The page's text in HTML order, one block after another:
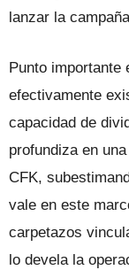
lanzar la
Punto importante
efectivamente
capacidad de
profundiza en
CFK,
vale en este
carpetazos
lo devela la